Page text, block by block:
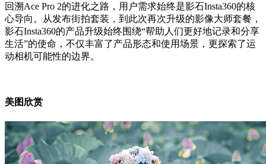
回溯Ace Pro 2的进化之路，用户需求始终是影石Insta360的核
心导向。从发布街拍套装，到此次再次升级的影像大师套餐，
影石Insta360的产品升级始终围绕“帮助人们更好地记录和分享
生活”的使命，不仅丰富了产品形态和使用场景，更探索了运
动相机可能性的边界。
美图欣赏